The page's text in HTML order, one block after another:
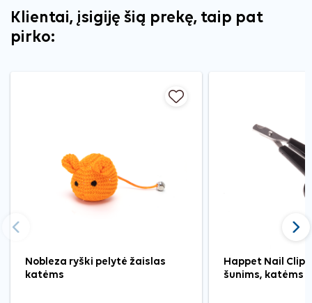
Klientai, įsigiję šią prekę, taip pat
pirko:
Nobleza ryški pelytė žaislas
katėms
Happet Nail
šunims, katėms
Ankstesnis